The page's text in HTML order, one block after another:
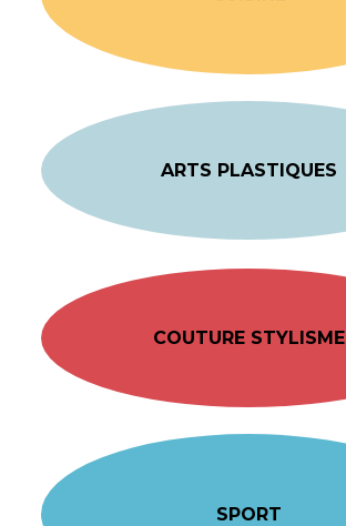
ARTS PLASTIQUES
COUTURE STYLISME
SPORT